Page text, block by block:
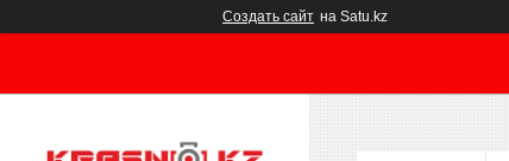
Создать сайт на Satu.kz